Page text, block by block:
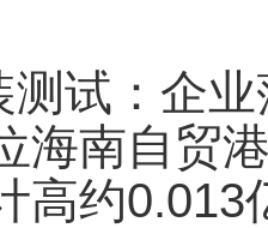
测试：企
海南自贸
高约0.013